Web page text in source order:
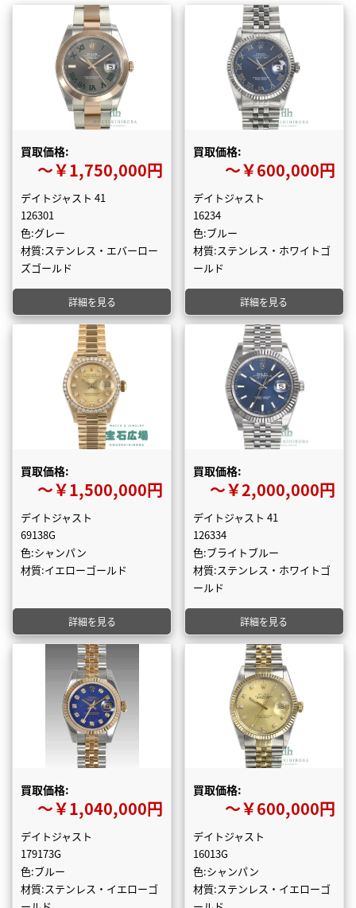
買取価格:
〜￥1,750,000円
デイトジャスト 41
126301
色:グレー
材質:ステンレス・エバーロー
ズゴールド
詳細を見る
買取価格:
〜￥600,000円
デイトジャスト
16234
色:ブルー
材質:ステンレス・ホワイトゴ
ールド
詳細を見る
買取価格:
〜￥1,500,000円
デイトジャスト
69138G
色:シャンパン
材質:イエローゴールド
詳細を見る
買取価格:
〜￥2,000,000円
デイトジャスト 41
126334
色:ブライトブルー
材質:ステンレス・ホワイトゴ
ールド
詳細を見る
買取価格:
〜￥1,040,000円
デイトジャスト
179173G
色:ブルー
材質:ステンレス・イエローゴ
買取価格:
〜￥600,000円
デイトジャスト
16013G
色:シャンパン
材質:ステンレス・イエローゴ